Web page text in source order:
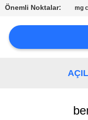
VAKALAR
Önemli Noktalar: mg